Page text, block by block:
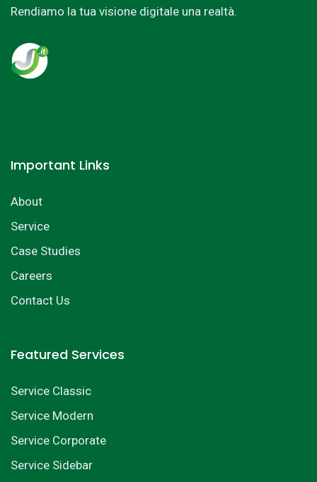
Rendiamo la tua visione digitale una realtà.
Important Links
About
Service
Case Studies
Careers
Contact Us
Featured Services
Service Classic
Service Modern
Service Corporate
Service Sidebar